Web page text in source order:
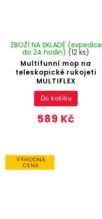
Multifunní mop na
teleskopické rukojeti
MULTIFLEX
ZBOŽÍ NA SKLADĚ (expedice
do 24 hodin) (12 ks)
589 Kč
Do košíku
VÝHODNÁ
CENA